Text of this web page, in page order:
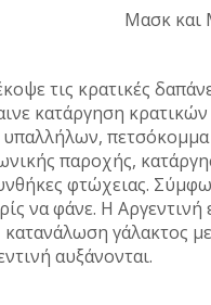
Μασκ και
τις κρατικές
κατάργηση
παροχής,
φτώχειας.
να φάνε. Η
γάλακτος
αυξάνονται.